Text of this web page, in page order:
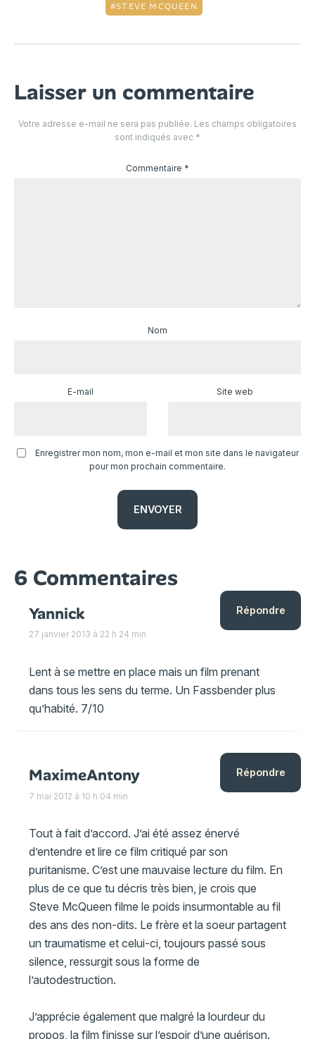
STEVE MCQUEEN
Laisser un commentaire
Votre adresse e-mail ne sera pas publiée. Les champs obligatoires
sont indiqués avec *
Commentaire *
Nom
E-mail Site web
Enregistrer mon nom, mon e-mail et mon site dans le navigateur
pour mon prochain commentaire.
6 Commentaires
Yannick
27 janvier 2013 à 22 h 24 min
Lent à se mettre en place mais un film prenant
dans tous les sens du terme. Un Fassbender plus
qu’habité. 7/10
Répondre
MaximeAntony
7 mai 2012 à 10 h 04 min
Tout à fait d’accord. J’ai été assez énervé
d’entendre et lire ce film critiqué par son
puritanisme. C’est une mauvaise lecture du film. En
plus de ce que tu décris très bien, je crois que
Steve McQueen filme le poids insurmontable au fil
des ans des non-dits. Le frère et la soeur partagent
un traumatisme et celui-ci, toujours passé sous
silence, ressurgit sous la forme de
l’autodestruction.
J’apprécie également que malgré la lourdeur du
propos, la film finisse sur l’espoir d’une guérison.
Répondre